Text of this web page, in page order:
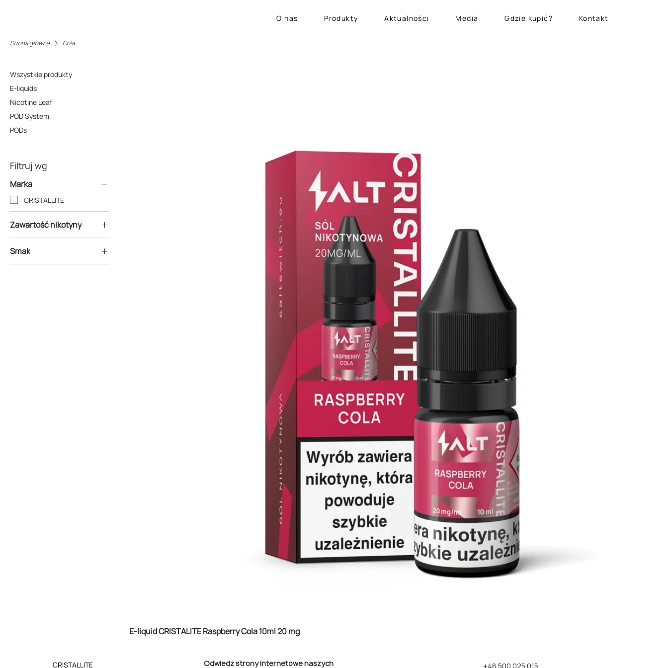
O nas Produkty Aktualności Media Gdzie kupić? Kontakt
Strona główna Cola
Wszystkie produkty
E-liquids
Nicotine Leaf
POD System
PODs
Filtruj wg
Marka
CRISTALLITE
Zawartość nikotyny
20mg
Smak
Raspberry
E-liquid CRISTALITE Raspberry Cola 10ml 20 mg
CRISTALLITE Odwiedź strony internetowe naszych +48 500 025 015